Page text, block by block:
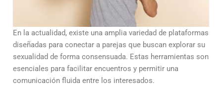
En la actualidad, existe una amplia variedad de plataformas
diseñadas para conectar a parejas que buscan explorar su
sexualidad de forma consensuada. Estas herramientas son
esenciales para facilitar encuentros y permitir una
comunicación fluida entre los interesados.